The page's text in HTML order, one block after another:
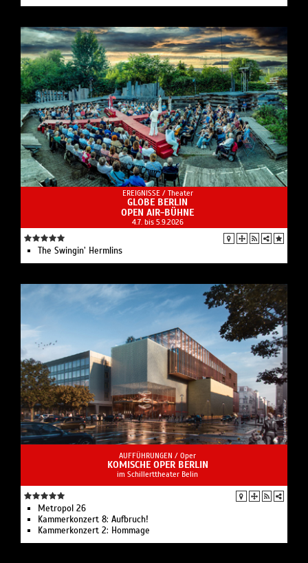
EREIGNISSE / Theater
GLOBE BERLIN
OPEN AIR-BÜHNE
4.7. bis 5.9.2026
The Swingin’ Hermlins
AUFFÜHRUNGEN / Oper
KOMISCHE OPER BERLIN
im Schillerttheater Belin
Metropol 26
Kammerkonzert 8: Aufbruch!
Kammerkonzert 2: Hommage